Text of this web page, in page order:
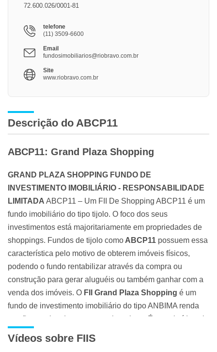
72.600.026/0001-81
telefone
(11) 3509-6600
Email
fundosimobiliarios@riobravo.com.br
Site
www.riobravo.com.br
Descrição do ABCP11
ABCP11: Grand Plaza Shopping
GRAND PLAZA SHOPPING FUNDO DE
INVESTIMENTO IMOBILIÁRIO - RESPONSABILIDADE
LIMITADA ABCP11 – Um FII De Shopping ABCP11 é um
fundo imobiliário do tipo tijolo. O foco dos seus
investimentos está majoritariamente em propriedades de
shoppings. Fundos de tijolo como ABCP11 possuem essa
característica pelo motivo de obterem imóveis físicos,
podendo o fundo rentabilizar através da compra ou
construção para gerar aluguéis ou também ganhar com a
venda dos imóveis. O FII Grand Plaza Shopping é um
fundo de investimento imobiliário do tipo ANBIMA renda
gestão passiva de segmento shoppings. É constituído sob
Vídeos sobre FIIS